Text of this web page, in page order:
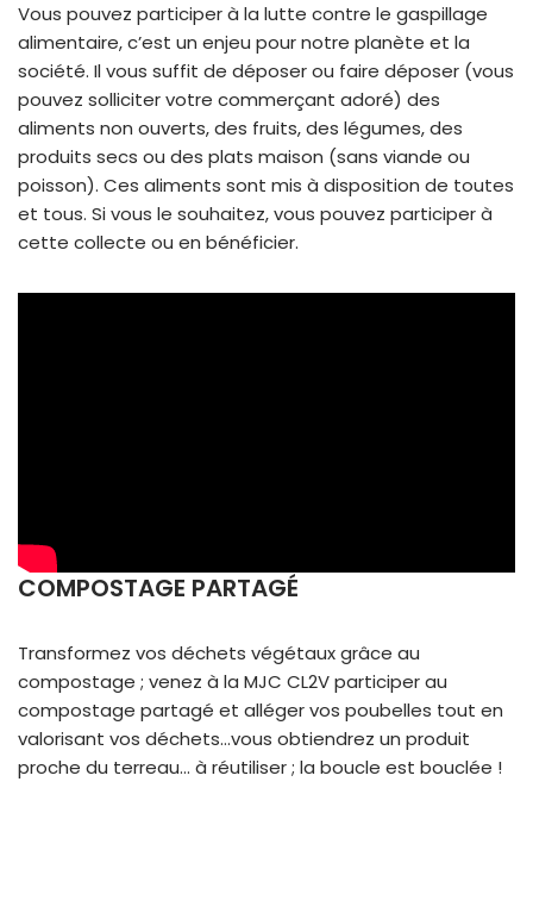
Vous pouvez participer à la lutte contre le gaspillage
alimentaire, c’est un enjeu pour notre planète et la
société. Il vous suffit de déposer ou faire déposer (vous
pouvez solliciter votre commerçant adoré) des
aliments non ouverts, des fruits, des légumes, des
produits secs ou des plats maison (sans viande ou
poisson). Ces aliments sont mis à disposition de toutes
et tous. Si vous le souhaitez, vous pouvez participer à
cette collecte ou en bénéficier.
COMPOSTAGE PARTAGÉ
Transformez vos déchets végétaux grâce au
compostage ; venez à la MJC CL2V participer au
compostage partagé et alléger vos poubelles tout en
valorisant vos déchets…vous obtiendrez un produit
proche du terreau… à réutiliser ; la boucle est bouclée !